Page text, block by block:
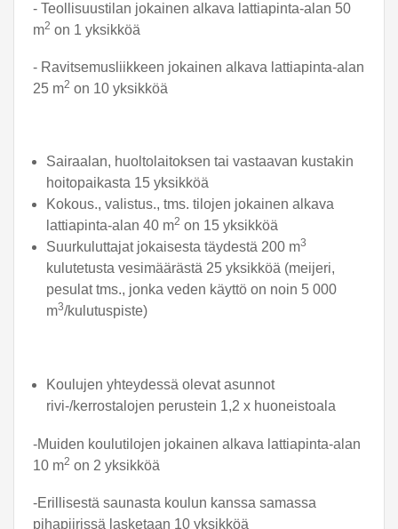
- Teollisuustilan jokainen alkava lattiapinta-alan 50
m2 on 1 yksikköä
- Ravitsemusliikkeen jokainen alkava lattiapinta-alan
25 m2 on 10 yksikköä
Sairaalan, huoltolaitoksen tai vastaavan kustakin
hoitopaikasta 15 yksikköä
Kokous., valistus., tms. tilojen jokainen alkava
lattiapinta-alan 40 m2 on 15 yksikköä
Suurkuluttajat jokaisesta täydestä 200 m3
kulutetusta vesimäärästä 25 yksikköä (meijeri,
pesulat tms., jonka veden käyttö on noin 5 000
m3/kulutuspiste)
Koulujen yhteydessä olevat asunnot
rivi-/kerrostalojen perustein 1,2 x huoneistoala
-Muiden koulutilojen jokainen alkava lattiapinta-alan
10 m2 on 2 yksikköä
-Erillisestä saunasta koulun kanssa samassa
pihapiirissä lasketaan 10 yksikköä